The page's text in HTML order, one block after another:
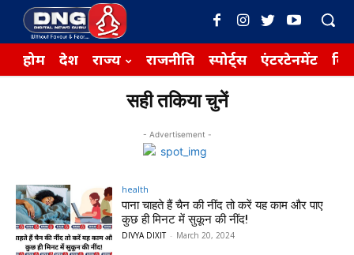
होम देश राज्य राजनीति स्पोर्ट्स एंटरटेनमेंट
सही तकिया चुनें
- Advertisement -
health
पाना चाहते हैं चैन की नींद तो करें यह काम और पाए
कुछ ही मिनट में सुकून की नींद!
DIVYA DIXIT - March 20, 2024